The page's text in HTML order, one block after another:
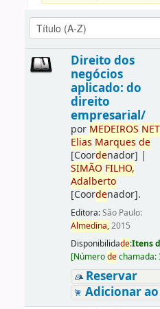
Direito dos
negócios
aplicado: do
direito
empresarial/
por MEDEIROS
Elias Marques de
[Coordenador] |
SIMÃO FILHO,
Adalberto
[Coordenador].
Editora:São Paulo:
Almedina,2015
Disponibilidade:Itens
[Númerodechamada:
Reservar
Adicionar